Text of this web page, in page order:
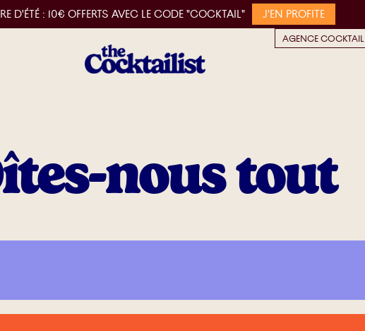
D'ÉTÉ : 10€ OFFERTS AVEC LE CODE "COCKTAIL" J'EN PROFITE
AGENCE COCKTAIL
nous tout